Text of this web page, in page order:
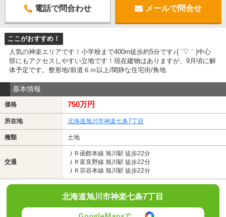
電話で問合わせ メールで問合せ
ここがおすすめ！
人気の神楽エリアです！小学校まで400m徒歩約5分です♪( ´▽｀)中心
部にもアクセスしやすい立地です！現在建物はありますが、9月頃に解
体予定です。整形地/前道６ｍ以上/閑静な住宅街/角地
基本情報
価格 750万円
所在地 北海道旭川市神楽七条7丁目
種類 土地
交通
ＪＲ函館本線 旭川駅 徒歩22分
ＪＲ富良野線 旭川駅 徒歩22分
ＪＲ宗谷本線 旭川駅 徒歩22分
北海道旭川市神楽七条7丁目